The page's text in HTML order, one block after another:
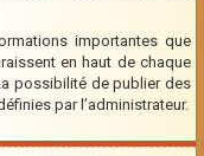
importantes que
en haut de chaque
possibilité de publier des
par l’administrateur.